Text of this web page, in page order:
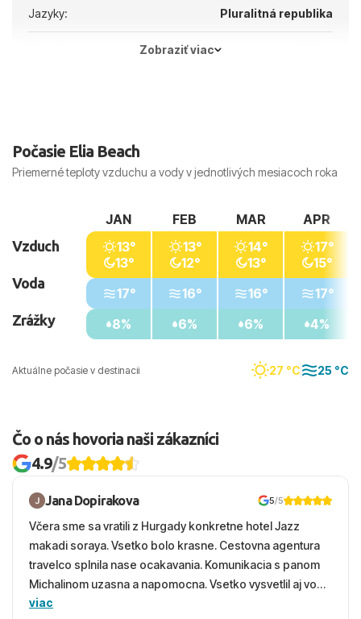
Jazyky: Pluralitná republika
Zobraziť viac
Počasie Elia Beach
Priemerné teploty vzduchu a vody v jednotlivých mesiacoch roka
Aktuálne počasie v destinacii 27 °C 25 °C
Vzduch
Voda
Zrážky
JAN
13°
13°
17°
8%
FEB
13°
12°
16°
6%
MAR
14°
13°
16°
6%
APR
17°
15°
17°
4%
Čo o nás hovoria naši zákazníci
4.9/5
Jana Dopirakova 5/5
Včera sme sa vratili z Hurgady konkretne hotel Jazz
makadi soraya. Vsetko bolo krasne. Cestovna agentura
travelco splnila nase ocakavania. Komunikacia s panom
Michalinom uzasna a napomocna. Vsetko vysvetlil aj vo
vecernych hodinach zaco sa ospravedlnujem. Hotel
viac